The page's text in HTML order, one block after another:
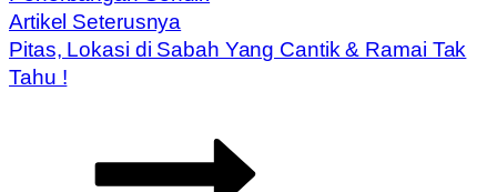
Artikel Seterusnya
Pitas, Lokasi di Sabah Yang Cantik & Ramai Tak
Tahu !